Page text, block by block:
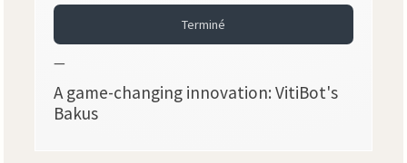
Terminé
—
A game-changing innovation: VitiBot's
Bakus